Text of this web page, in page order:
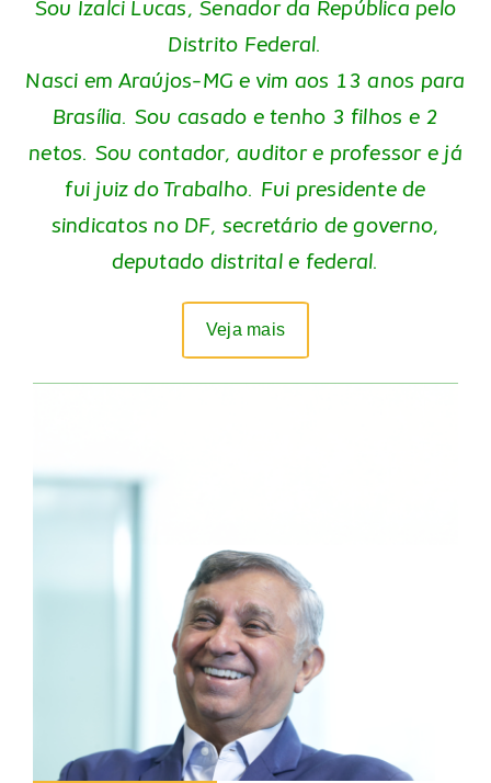
Sou Izalci Lucas, Senador da República pelo
Distrito Federal.
Nasci em Araújos-MG e vim aos 13 anos para
Brasília. Sou casado e tenho 3 filhos e 2
netos. Sou contador, auditor e professor e já
fui juiz do Trabalho. Fui presidente de
sindicatos no DF, secretário de governo,
deputado distrital e federal.
Veja mais